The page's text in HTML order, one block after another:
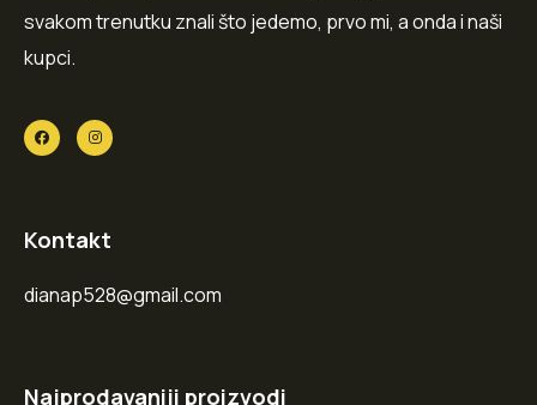
svakom trenutku znali što jedemo, prvo mi, a onda i naši
kupci.
Kontakt
dianap528@gmail.com
Najprodavaniji proizvodi